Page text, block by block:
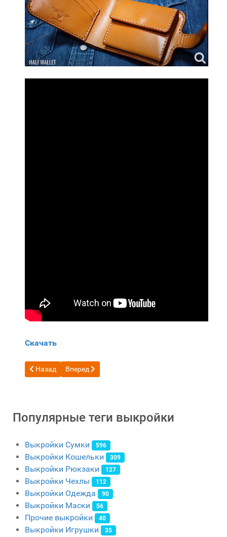
Скачать
Предыдущий: Выкройка кошелька минималистского
Назад Следующий: Бесплатная выкройка Портмоне
Вперед
Популярные теги выкройки
Выкройки Сумки 596
Выкройки Кошельки 309
Выкройки Рюкзаки 127
Выкройки Чехлы 112
Выкройки Одежда 90
Выкройки Маски 56
Прочие выкройки 40
Выкройки Игрушки 35